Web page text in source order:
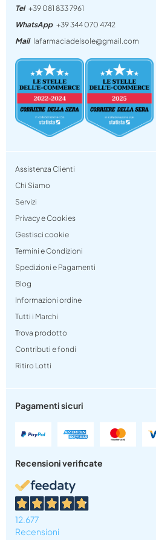
Tel +39 081 833 7961
WhatsApp +39 344 070 4742
Mail lafarmaciadelsole@gmail.com
Assistenza Clienti
Chi Siamo
Servizi
Privacy e Cookies
Gestisci cookie
Termini e Condizioni
Spedizioni e Pagamenti
Blog
Informazioni ordine
Tutti i Marchi
Trova prodotto
Contributi e fondi
Ritiro Lotti
Pagamenti sicuri
Recensioni verificate
12.677
Recensioni